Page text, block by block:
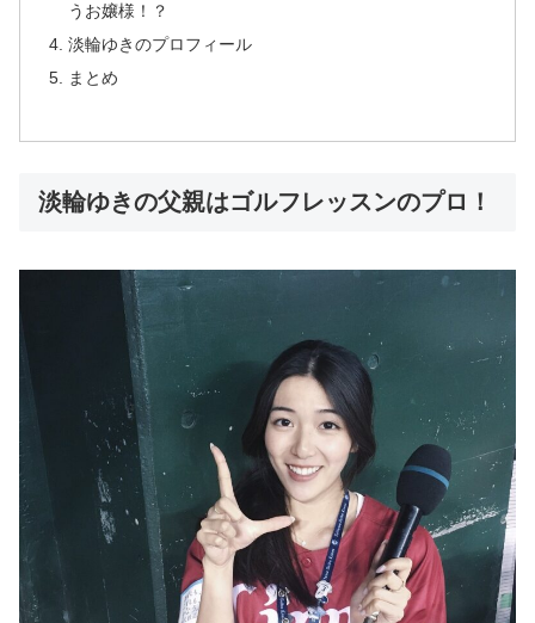
うお嬢様！？
淡輪ゆきのプロフィール
まとめ
淡輪ゆきの父親はゴルフレッスンのプロ！